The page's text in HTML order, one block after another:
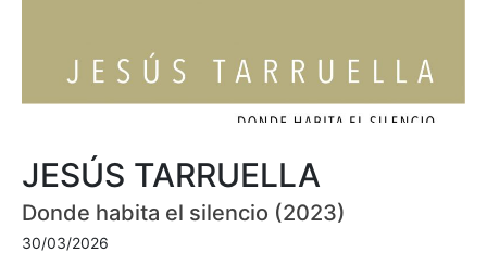
JESÚS TARRUELLA
Donde habita el silencio (2023)
30/03/2026